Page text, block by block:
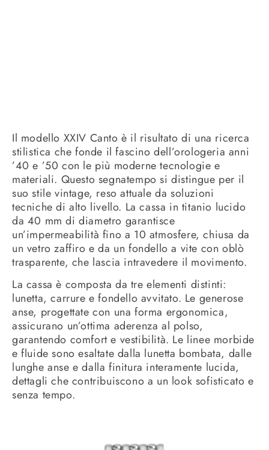
Il modello XXIV Canto è il risultato di una ricerca
stilistica che fonde il fascino dell’orologeria anni
’40 e ’50 con le più moderne tecnologie e
materiali. Questo segnatempo si distingue per il
suo stile vintage, reso attuale da soluzioni
tecniche di alto livello. La cassa in titanio lucido
da 40 mm di diametro garantisce
un’impermeabilità fino a 10 atmosfere, chiusa da
un vetro zaffiro e da un fondello a vite con oblò
trasparente, che lascia intravedere il movimento.
La cassa è composta da tre elementi distinti:
lunetta, carrure e fondello avvitato. Le generose
anse, progettate con una forma ergonomica,
assicurano un’ottima aderenza al polso,
garantendo comfort e vestibilità. Le linee morbide
e fluide sono esaltate dalla lunetta bombata, dalle
lunghe anse e dalla finitura interamente lucida,
dettagli che contribuiscono a un look sofisticato e
senza tempo.